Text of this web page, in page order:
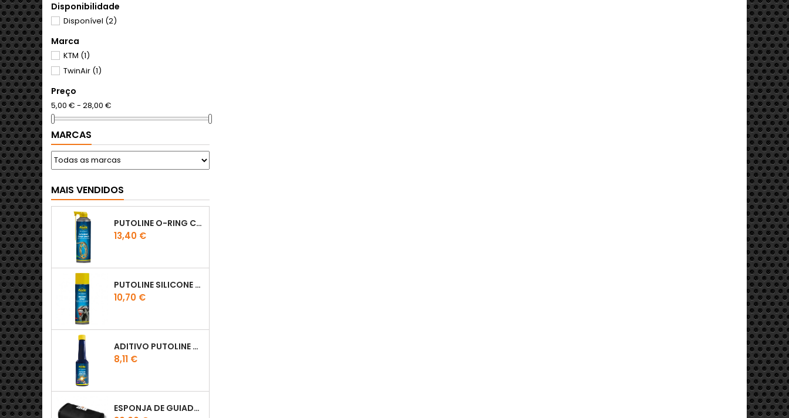
Disponibilidade
Disponível (2)
Marca
KTM (1)
TwinAir (1)
Preço
5,00 € - 28,00 €
MARCAS
MAIS VENDIDOS
PUTOLINE O-RING CHAIN LUBE - SPRAY CORRENTE - 0,5 LT
Preço
13,40 €
PUTOLINE SILICONE SPRAY
Preço
10,70 €
ADITIVO PUTOLINE OCTANE BOOSTER 150ML
Preço
8,11 €
ESPONJA DE GUIADOR KTM